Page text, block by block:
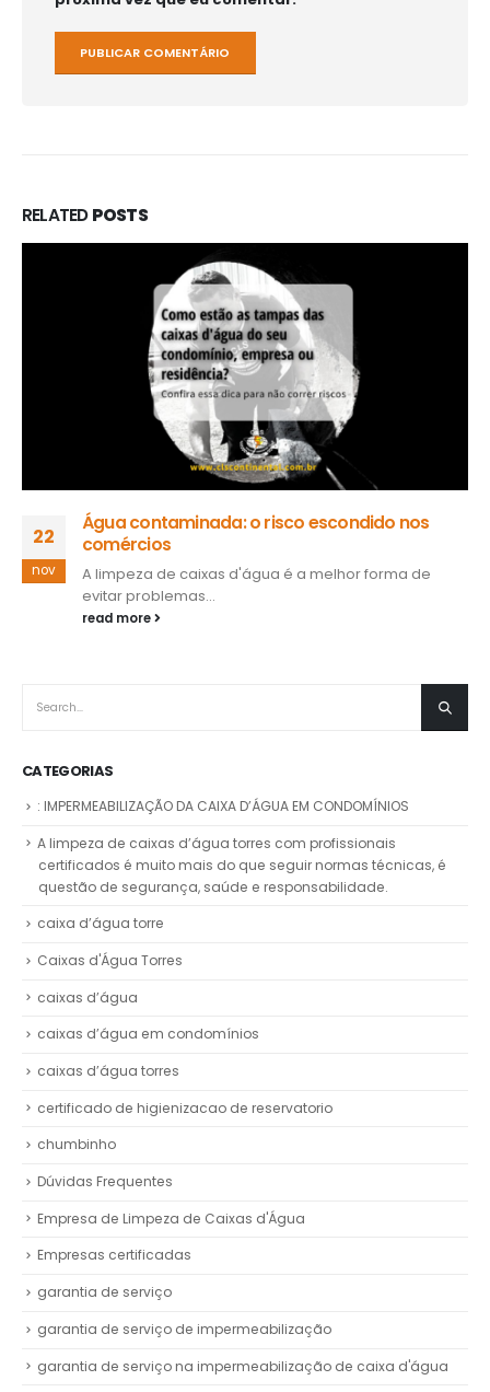
RELATEDPOSTS
22
nov
Água contaminada: o risco escondido nos
comércios
A limpeza de caixas d'água é a melhor forma de
evitar problemas...
read more
CATEGORIAS
: IMPERMEABILIZAÇÃO DA CAIXA D’ÁGUA EM CONDOMÍNIOS
A limpeza de caixas d’água torres com profissionais
certificados é muito mais do que seguir normas técnicas, é
questão de segurança, saúde e responsabilidade.
caixa d’água torre
Caixas d'Água Torres
caixas d’água
caixas d’água em condomínios
caixas d’água torres
certificado de higienizacao de reservatorio
chumbinho
Dúvidas Frequentes
Empresa de Limpeza de Caixas d'Água
Empresas certificadas
garantia de serviço
garantia de serviço de impermeabilização
garantia de serviço na impermeabilização de caixa d'água